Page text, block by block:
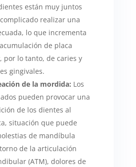
están muy juntos
realizar una
lo que incrementa
de placa
por lo tanto, de caries y
gingivales.
de la mordida: Los
pueden provocar una
de los dientes al
situación que puede
de mandíbula
de la articulación
(ATM), dolores de